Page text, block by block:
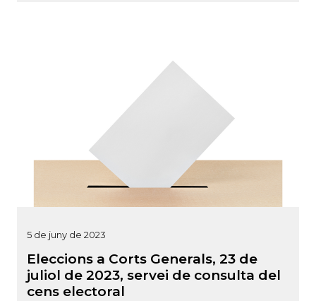
5 de juny de 2023
Eleccions a Corts Generals, 23 de
juliol de 2023, servei de consulta del
cens electoral